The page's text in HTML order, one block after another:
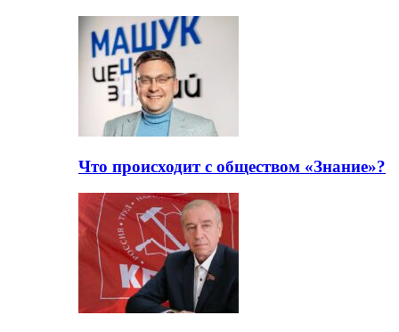
Что происходит с обществом «Знание»?